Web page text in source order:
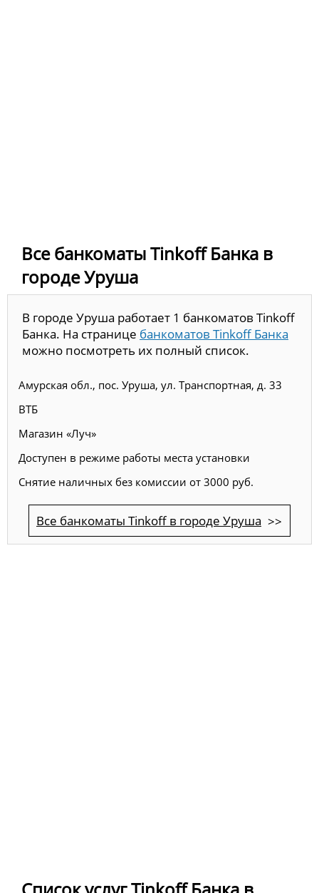
Все банкоматы Tinkoff Банка в
городе Уруша
В городе Уруша работает 1 банкоматов Tinkoff
Банка. На странице банкоматов Tinkoff Банка
можно посмотреть их полный список.
Амурская обл., пос. Уруша, ул. Транспортная, д. 33
ВТБ
Магазин «Луч»
Доступен в режиме работы места установки
Снятие наличных без комиссии от 3000 руб.
Все банкоматы Tinkoff в городе Уруша